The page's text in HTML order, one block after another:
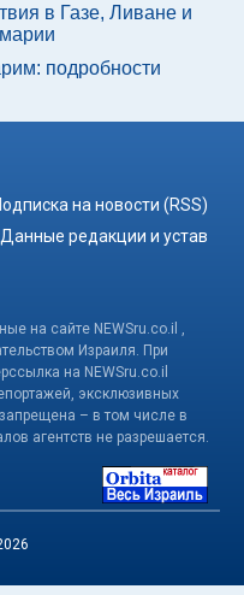
в Газе, Ливане и
подробности
на новости (RSS)
Данные редакции и устав
на сайте NEWSru.co.il ,
Израиля. При
на NEWSru.co.il
эксклюзивных
– в том числе в
агентств не разрешается.